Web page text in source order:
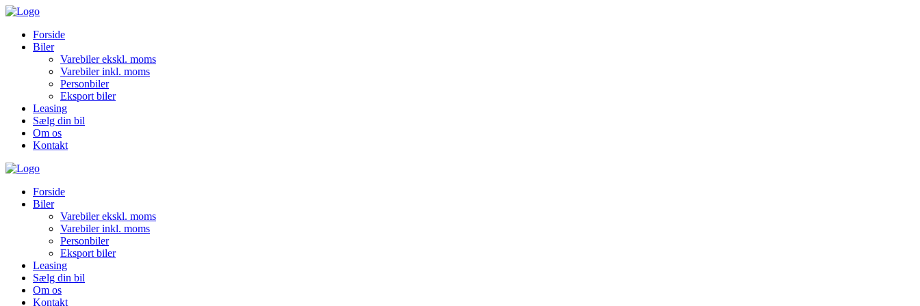
Forside
Biler
Varebiler ekskl. moms
Varebiler inkl. moms
Personbiler
Eksport biler
Leasing
Sælg din bil
Om os
Kontakt
Forside
Biler
Varebiler ekskl. moms
Varebiler inkl. moms
Personbiler
Eksport biler
Leasing
Sælg din bil
Om os
Kontakt